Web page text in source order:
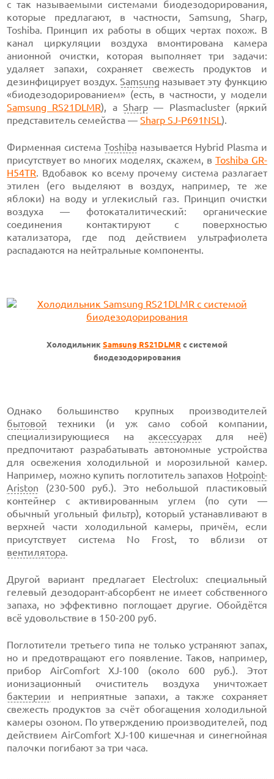
с так называемыми системами биодезодорирования,
которые предлагают, в частности, Samsung, Sharp,
Toshiba. Принцип их работы в общих чертах похож. В
канал циркуляции воздуха вмонтирована камера
анионной очистки, которая выполняет три задачи:
удаляет запахи, сохраняет свежесть продуктов и
дезинфицирует воздух. Samsung называет эту функцию
«биодезодорированием» (есть, в частности, у модели
Samsung RS21DLMR), а Sharp — Plasmacluster (яркий
представитель семейства —Sharp SJ-P691NSL).
Фирменная система Toshibaназывается Hybrid Plasma и
присутствует во многих моделях, скажем, в Toshiba GR-
H54TR. Вдобавок ко всему прочему система разлагает
этилен (его выделяют в воздух, например, те же
яблоки) на воду и углекислый газ. Принцип очистки
воздуха — фотокаталитический: органические
соединения контактируют с поверхностью
катализатора, где под действием ультрафиолета
распадаются на нейтральные компоненты.
Холодильник Samsung RS21DLMR с системой
биодезодорирования
Однако большинство крупных производителей
бытовой техники (и уж само собой компании,
специализирующиеся на аксессуарах для неё)
предпочитают разрабатывать автономные устройства
для освежения холодильной и морозильной камер.
Например, можно купить поглотитель запахов Hotpoint-
Ariston (230-500 руб.). Это небольшой пластиковый
контейнер с активированным углем (по сути —
обычный угольный фильтр), который устанавливают в
верхней части холодильной камеры, причём, если
присутствует система No Frost, то вблизи от
вентилятора.
Другой вариант предлагает Electrolux: специальный
гелевый дезодорант-абсорбент не имеет собственного
запаха, но эффективно поглощает другие. Обойдётся
всё удовольствие в 150-200 руб.
Поглотители третьего типа не только устраняют запах,
но и предотвращают его появление. Таков, например,
прибор AirComfort XJ-100 (около 600 руб.). Этот
ионизационный очиститель воздуха уничтожает
бактерии и неприятные запахи, а также сохраняет
свежесть продуктов за счёт обогащения холодильной
камеры озоном. По утверждению производителей, под
действием AirComfort XJ-100 кишечная и синегнойная
палочки погибают за три часа.